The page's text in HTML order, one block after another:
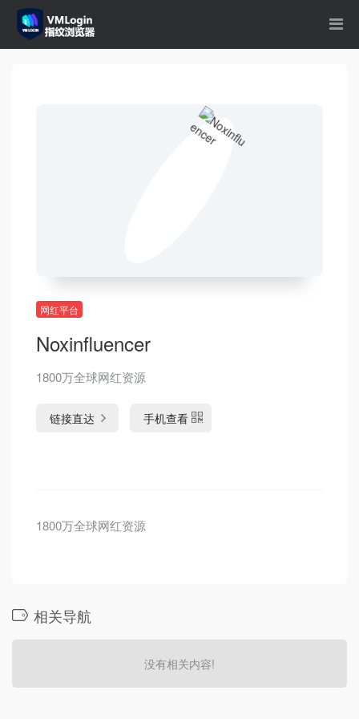
网红平台
Noxinfluencer
1800万全球网红资源
链接直达 手机查看
1800万全球网红资源
相关导航
没有相关内容!